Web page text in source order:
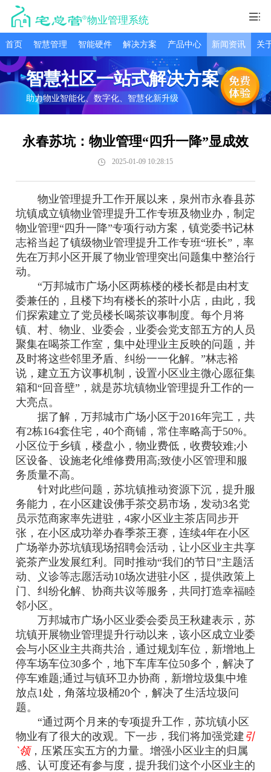
物业管理系统
首页 智慧管理 智能硬件 解决方案 产品中心 新闻资讯 关
智慧社区一站式解决方案
助力物业智能化、数字化、智慧化新升级
永春苏坑：物业管理“四升一降”显成效
2025-01-09 10:28:15
物业管理提升工作开展以来，泉州市永春县苏
坑镇成立镇物业管理提升工作专班及物业办，制定
物业管理“四升一降”专项行动方案，镇党委书记林
志裕当起了镇级物业管理提升工作专班“班长”，率
先在万邦小区开展了物业管理突出问题集中整治行
动。
“万邦城市广场小区两栋楼的楼长都是由村支
委兼任的，且楼下均有楼长的茶叶小店，由此，我
们探索建立了党员楼长喝茶议事制度。每个月将
镇、村、物业、业委会，业委会党支部五方的人员
聚集在喝茶工作室，集中处理业主反映的问题，并
及时将这些邻里矛盾、纠纷一一化解。”林志裕
说，建立五方议事机制，设置小区业主微心愿征集
箱和“回音壁”，就是苏坑镇物业管理提升工作的一
大亮点。
据了解，万邦城市广场小区于2016年完工，共
有2栋164套住宅，40个商铺，常住率略高于50%。
小区位于乡镇，楼盘小，物业费低，收费较难;小
区设备、设施老化维修费用高;致使小区管理和服
务质量不高。
针对此些问题，苏坑镇推动资源下沉，提升服
务能力，在小区建设佛手茶交易市场，发动3名党
员示范商家率先进驻，4家小区业主茶店同步开
张，在小区成功举办春季茶王赛，连续4年在小区
广场举办苏坑镇现场招聘会活动，让小区业主共享
瓷茶产业发展红利。同时推动“我们的节日”主题活
动、义诊等志愿活动10场次进驻小区，提供政策上
门、纠纷化解、协商共议等服务，共同打造幸福睦
邻小区。
万邦城市广场小区业委会委员王秋建表示，苏
坑镇开展物业管理提升行动以来，该小区成立业委
会与小区业主共商共治，通过规划车位，新增地上
停车场车位30多个，地下车库车位50多个，解决了
停车难题;通过与镇环卫办协商，新增垃圾集中堆
放点1处，角落垃圾桶20个，解决了生活垃圾问
题。
“通过两个月来的专项提升工作，苏坑镇小区
物业有了很大的改观。下一步，我们将加强党建 引
`领，压紧压实五方的力量。增强小区业主的归属
感、认可度还有参与度，提升我们这个小区业主的